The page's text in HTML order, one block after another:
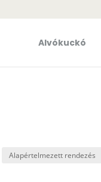
Alvókuckó